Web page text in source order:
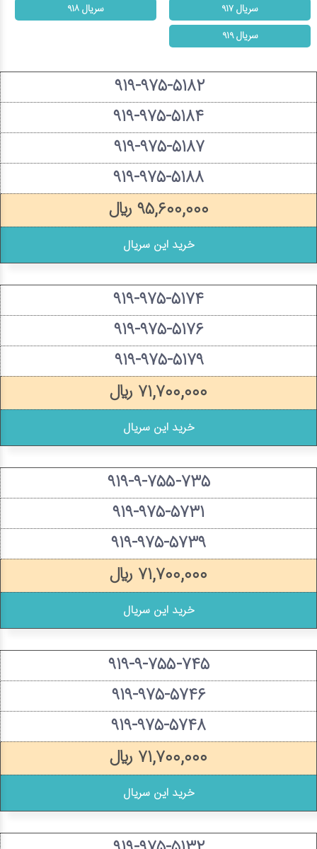
سریال ۹۱۷
سریال ۹۱۸
سریال ۹۱۹
۹۱۹-۹۷۵-۵۱۸۲
۹۱۹-۹۷۵-۵۱۸۴
۹۱۹-۹۷۵-۵۱۸۷
۹۱۹-۹۷۵-۵۱۸۸
۹۵,۶۰۰,۰۰۰ ریال
خرید این سریال
۹۱۹-۹۷۵-۵۱۷۴
۹۱۹-۹۷۵-۵۱۷۶
۹۱۹-۹۷۵-۵۱۷۹
۷۱,۷۰۰,۰۰۰ ریال
خرید این سریال
۹۱۹-۹-۷۵۵-۷۳۵
۹۱۹-۹۷۵-۵۷۳۱
۹۱۹-۹۷۵-۵۷۳۹
۷۱,۷۰۰,۰۰۰ ریال
خرید این سریال
۹۱۹-۹-۷۵۵-۷۴۵
۹۱۹-۹۷۵-۵۷۴۶
۹۱۹-۹۷۵-۵۷۴۸
۷۱,۷۰۰,۰۰۰ ریال
خرید این سریال